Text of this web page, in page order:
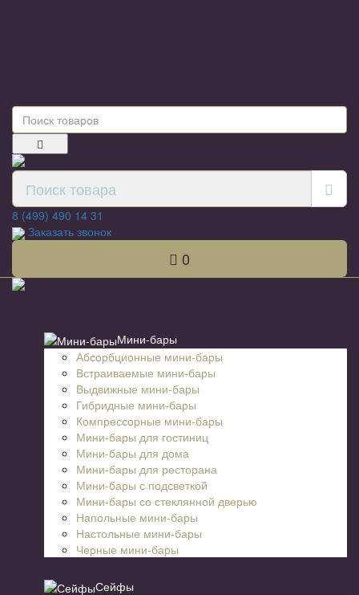
8 (499) 490 14 31
Заказать звонок
0
Мини-бары
Абсорбционные мини-бары
Встраиваемые мини-бары
Выдвижные мини-бары
Гибридные мини-бары
Компрессорные мини-бары
Мини-бары для гостиниц
Мини-бары для дома
Мини-бары для ресторана
Мини-бары с подсветкой
Мини-бары со стеклянной дверью
Напольные мини-бары
Настольные мини-бары
Черные мини-бары
Сейфы